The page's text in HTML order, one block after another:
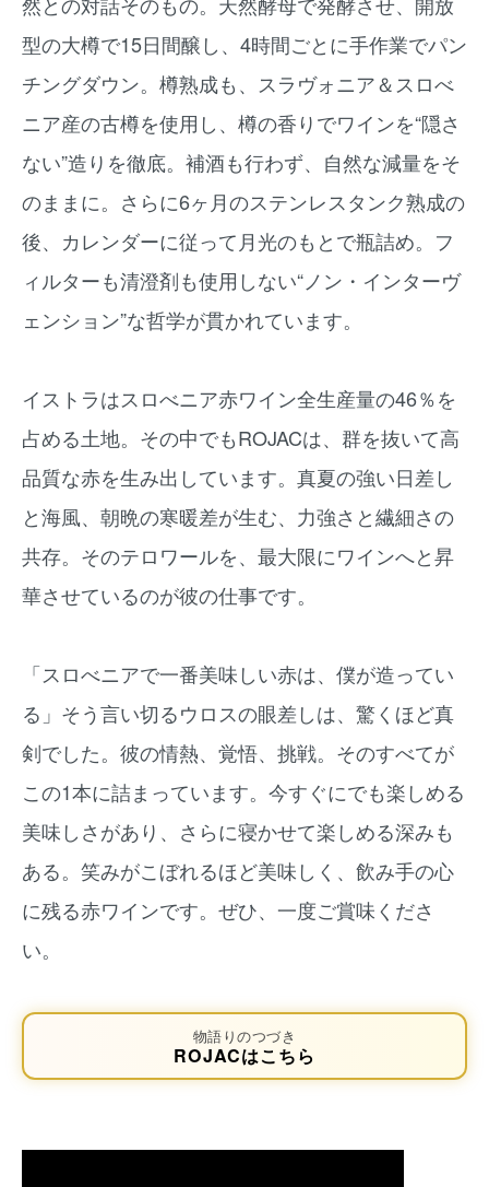
型の大樽で15日間醸し、4時間ごとに手作業でパン
チングダウン。樽熟成も、スラヴォニア＆スロべ
ニア産の古樽を使用し、樽の香りでワインを“隠さ
ない”造りを徹底。補酒も行わず、自然な減量をそ
のままに。さらに6ヶ月のステンレスタンク熟成の
後、カレンダーに従って月光のもとで瓶詰め。フ
ィルターも清澄剤も使用しない“ノン・インターヴ
ェンション”な哲学が貫かれています。
イストラはスロべニア赤ワイン全生産量の46％を
占める土地。その中でもROJACは、群を抜いて高
品質な赤を生み出しています。真夏の強い日差し
と海風、朝晩の寒暖差が生む、力強さと繊細さの
共存。そのテロワールを、最大限にワインへと昇
華させているのが彼の仕事です。
「スロべニアで一番美味しい赤は、僕が造ってい
る」そう言い切るウロスの眼差しは、驚くほど真
剣でした。彼の情熱、覚悟、挑戦。そのすべてが
この1本に詰まっています。今すぐにでも楽しめる
美味しさがあり、さらに寝かせて楽しめる深みも
ある。笑みがこぼれるほど美味しく、飲み手の心
に残る赤ワインです。ぜひ、一度ご賞味くださ
い。
物語りのつづき
ROJACはこちら